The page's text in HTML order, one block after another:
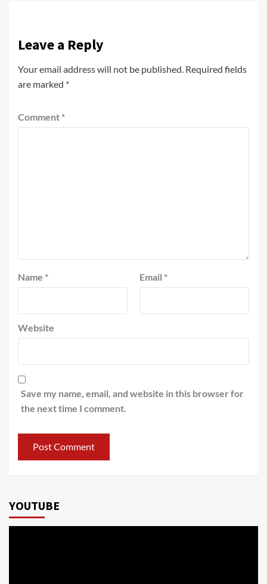
Leave a Reply
Your email address will not be published. Required fields
are marked *
Comment *
Name * Email *
Website
Save my name, email, and website in this browser for
the next time I comment.
YOUTUBE